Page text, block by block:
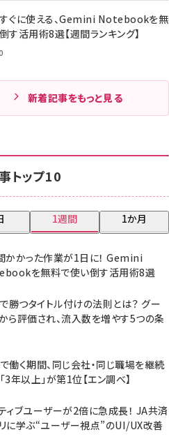
ぐに使える、Gemini Notebookを無
す活用術8選【週間ランキング】
新着記事をもっと見る
トップ10
1週間 1か月
かかった作業が1日に！ Gemini
を無料で使い倒す活用術8選
勝つタイトル付けの法則とは？ グー
ら評価され、流入数を増やす5つの条
働く期間、同じ会社・同じ職場を継続
3年以上」が第1位【エン調べ】
ィブユーザーが2倍に急成長！ JA共済
に学ぶ“ユーザー視点”のUI/UX改善